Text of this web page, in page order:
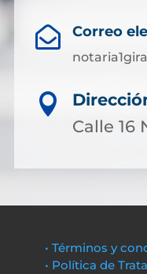
 Correo

Calle 16
• Términos y
• Política de